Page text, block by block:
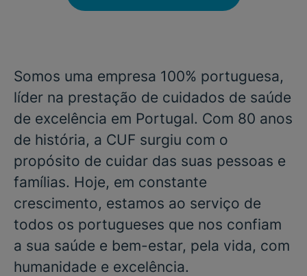
Somos uma empresa 100% portuguesa,
líder na prestação de cuidados de saúde
de excelência em Portugal. Com 80 anos
de história, a CUF surgiu com o
propósito de cuidar das suas pessoas e
famílias. Hoje, em constante
crescimento, estamos ao serviço de
todos os portugueses que nos confiam
a sua saúde e bem-estar, pela vida, com
humanidade e excelência.